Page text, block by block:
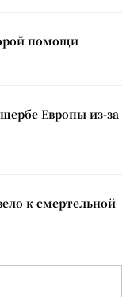
помощи
Европы из-за
к смертельной